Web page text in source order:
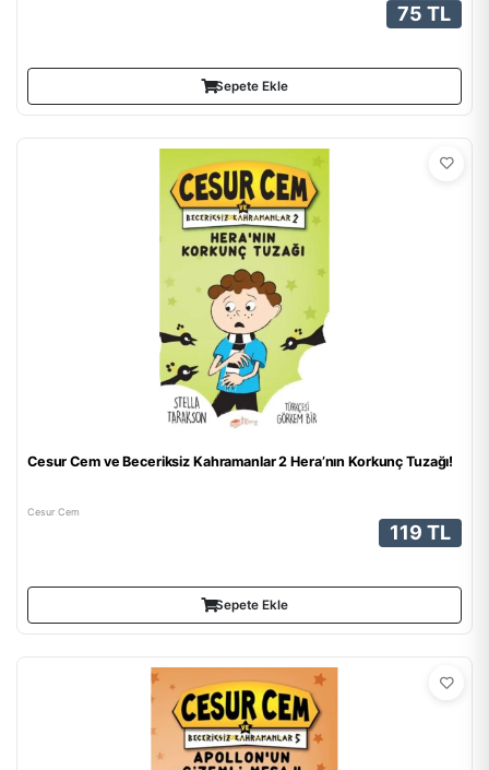
75 TL
Sepete Ekle
Cesur Cem ve Beceriksiz Kahramanlar 2 Hera’nın Korkunç Tuzağı!
Cesur Cem
119 TL
Sepete Ekle